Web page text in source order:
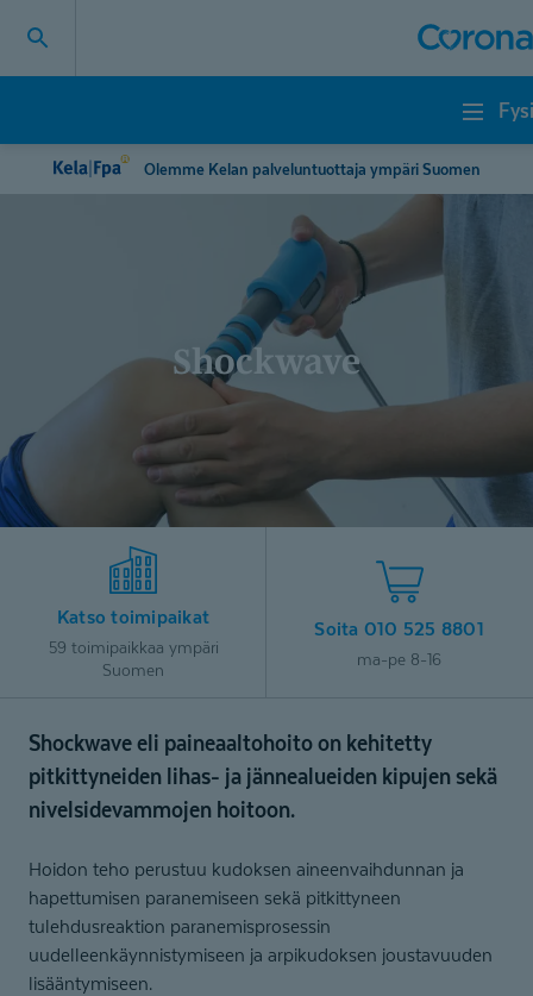
Olemme Kelan palveluntuottaja ympäri Suomen
Shockwave
Katso toimipaikat
59 toimipaikkaa ympäri
Suomen
Soita 010 525 8801
ma-pe 8-16
Shockwave eli paineaaltohoito on kehitetty
pitkittyneiden lihas- ja jännealueiden kipujen sekä
nivelsidevammojen hoitoon.
Hoidon teho perustuu kudoksen aineenvaihdunnan ja
hapettumisen paranemiseen sekä pitkittyneen
tulehdusreaktion paranemisprosessin
uudelleenkäynnistymiseen ja arpikudoksen joustavuuden
lisääntymiseen.